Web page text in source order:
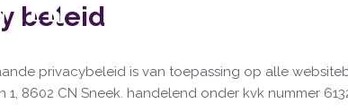
beleid
privacybeleid is van toepassing op alle
1, 8602 CN Sneek. handelend onder kvk nummer